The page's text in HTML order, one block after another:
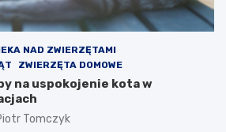
NAD ZWIERZĘTAMI
ZWIERZĘTA DOMOWE
na uspokojenie kota w
Tomczyk